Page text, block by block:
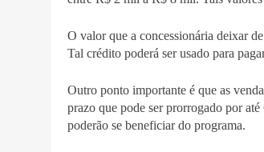
O valor que a concessionária deixar
Tal crédito poderá ser usado para
Outro ponto importante é que as
prazo que pode ser prorrogado por
poderão se beneficiar do programa.